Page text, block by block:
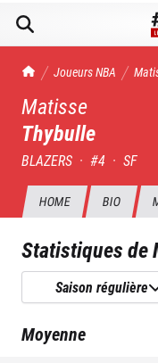
TrashTalk Actu NBA
Joueurs NBA
Matisse
Thybulle
BLAZERS · #4 · SF
HOME BIO
Statistiques de
Saison régulière
Moyenne